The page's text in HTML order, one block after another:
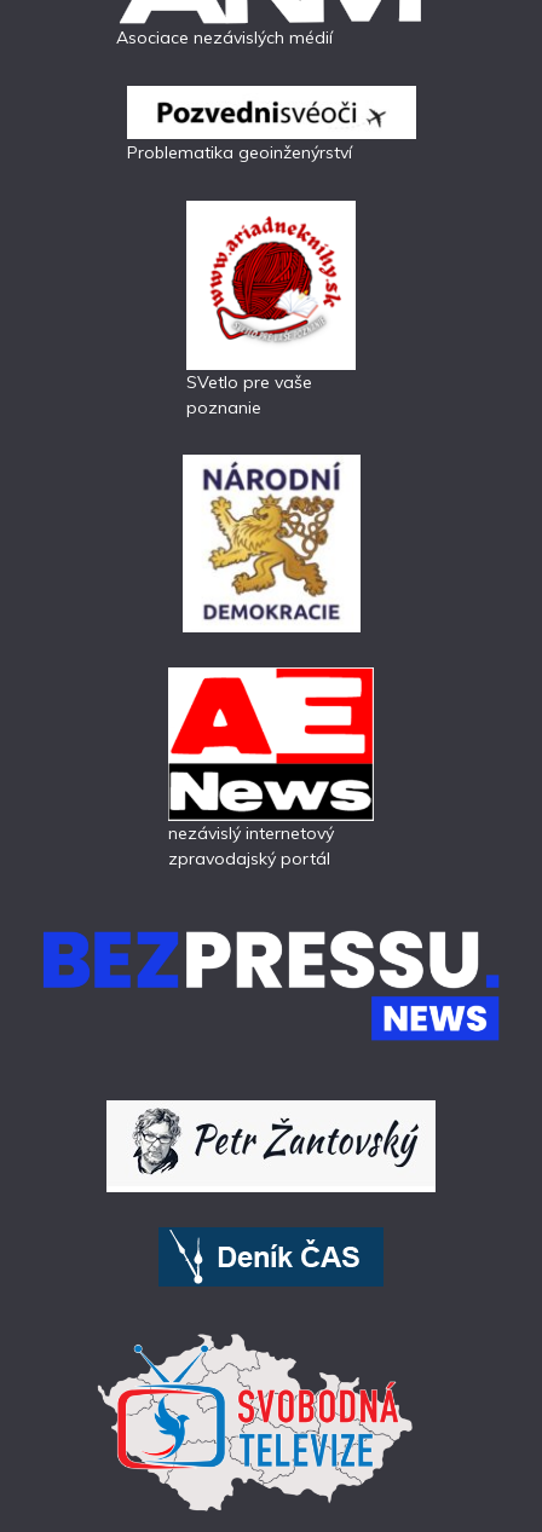
Asociace nezávislých médií
Problematika geoinženýrství
SVetlo pre vaše
poznanie
nezávislý internetový
zpravodajský portál